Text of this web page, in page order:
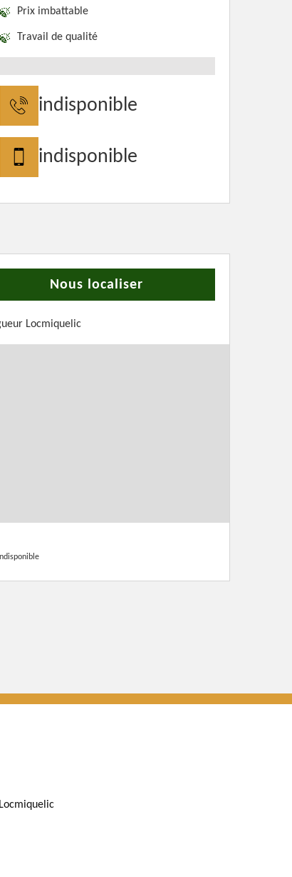
Prix imbattable
Travail de qualité
indisponible
indisponible
Nous localiser
Locmiquelic